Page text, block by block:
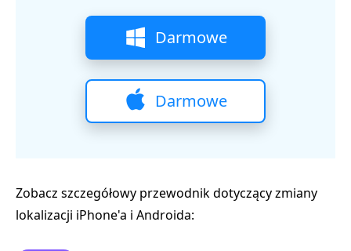
Darmowe
pobieranie
Darmowe
Zobacz szczegółowy przewodnik dotyczący zmiany
lokalizacji iPhone'a i Androida: